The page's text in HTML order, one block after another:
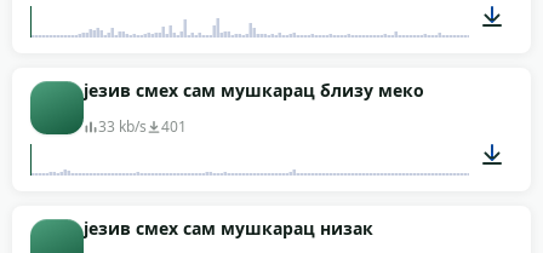
језив смех сам мушкарац близу меко
33 kb/s 401
језив смех сам мушкарац низак